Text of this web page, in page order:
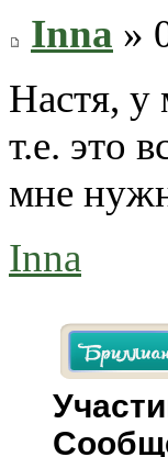
Inna »
Настя, у
т.е. это
мне
Inna